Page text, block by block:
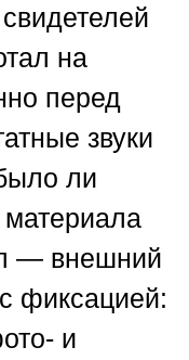
на
перед
звуки
ли
— внешний
фиксацией:
и